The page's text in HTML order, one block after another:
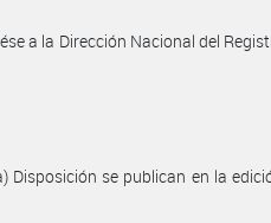
a la Dirección Nacional del
Disposición se publican en la